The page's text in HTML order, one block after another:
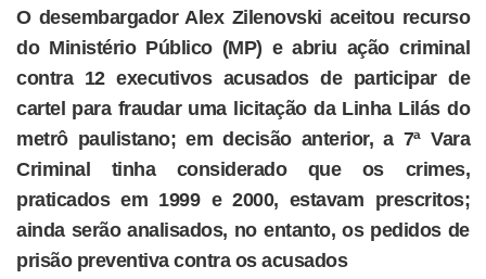
O desembargador Alex Zilenovski aceitou recurso
do Ministério Público (MP) e abriu ação criminal
contra 12 executivos acusados de participar de
cartel para fraudar uma licitação da Linha Lilás do
metrô paulistano; em decisão anterior, a 7ª Vara
Criminal tinha considerado que os crimes,
praticados em 1999 e 2000, estavam prescritos;
ainda serão analisados, no entanto, os pedidos de
prisão preventiva contra os acusados